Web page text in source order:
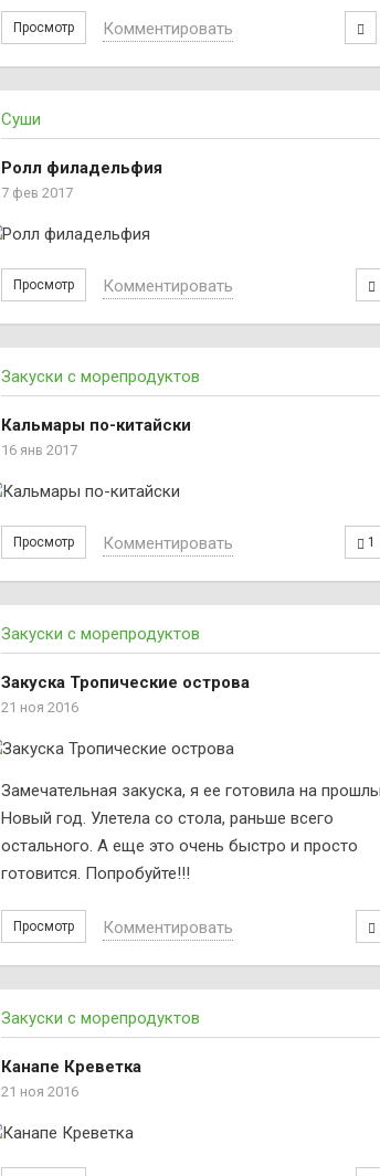
Просмотр Комментировать
Суши
Ролл филадельфия
7 фев 2017
Просмотр Комментировать
Закуски с морепродуктов
Кальмары по-китайски
16 янв 2017
Просмотр 1
Комментировать
Закуски с морепродуктов
Закуска Тропические острова
21 ноя 2016
Замечательная закуска, я еe готовила на
Новый год. Улетела со стола, раньше всего
остального. А еще это очень быстро и просто
готовится. Попробуйте!!!
Просмотр Комментировать
Закуски с морепродуктов
Канапе Креветка
21 ноя 2016